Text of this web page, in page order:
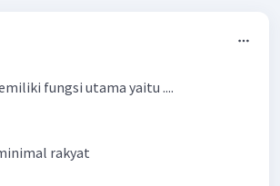
fungsi utama yaitu ....
rakyat